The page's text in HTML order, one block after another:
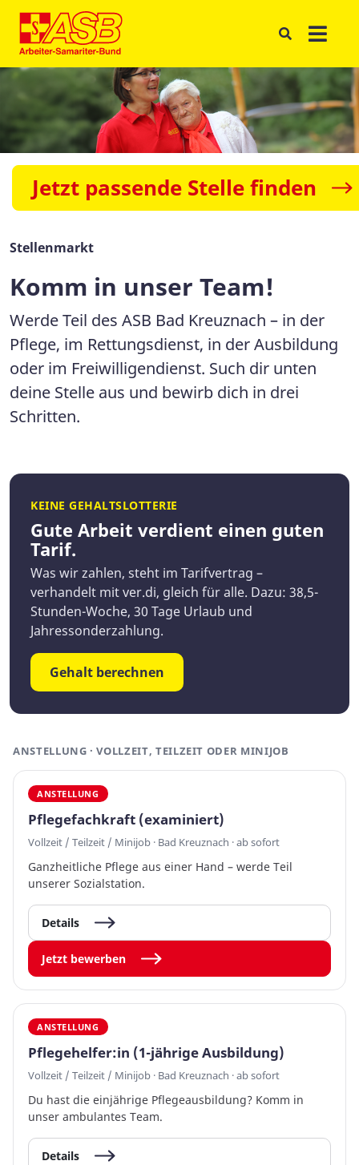
Jetzt passende Stelle finden
Stellenmarkt
Komm in unser Team!
Werde Teil des ASB Bad Kreuznach – in der
Pflege, im Rettungsdienst, in der Ausbildung
oder im Freiwilligendienst. Such dir unten
deine Stelle aus und bewirb dich in drei
Schritten.
KEINE GEHALTSLOTTERIE
Gute Arbeit verdient einen guten
Tarif.
Was wir zahlen, steht im Tarifvertrag –
verhandelt mit ver.di, gleich für alle. Dazu: 38,5-
Stunden-Woche, 30 Tage Urlaub und
Jahressonderzahlung.
Gehalt berechnen
ANSTELLUNG · VOLLZEIT, TEILZEIT ODER MINIJOB
ANSTELLUNG
Pflegefachkraft (examiniert)
Vollzeit / Teilzeit / Minijob · Bad Kreuznach · ab sofort
Ganzheitliche Pflege aus einer Hand – werde Teil
unserer Sozialstation.
Details
Jetzt bewerben
ANSTELLUNG
Pflegehelfer:in (1-jährige Ausbildung)
Vollzeit / Teilzeit / Minijob · Bad Kreuznach · ab sofort
Du hast die einjährige Pflegeausbildung? Komm in
unser ambulantes Team.
Details